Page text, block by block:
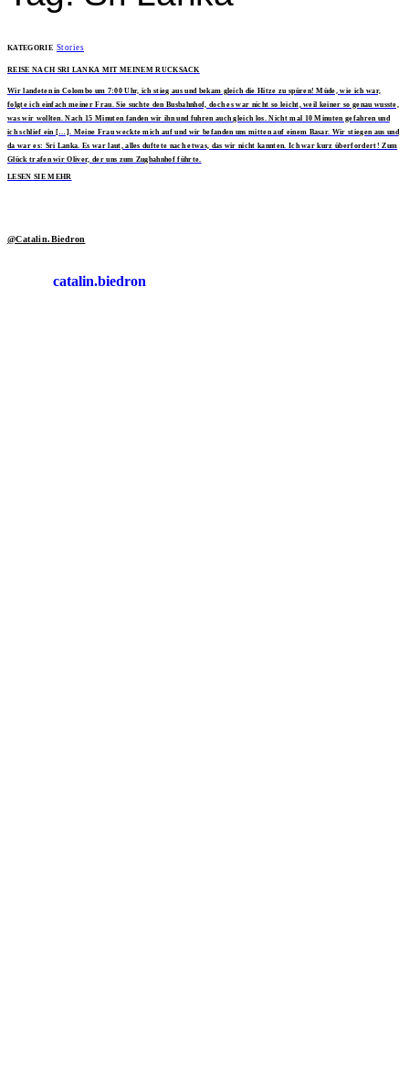
KATEGORIE Stories
REISE NACH SRI LANKA MIT MEINEM RUCKSACK
Wir landeten in Colombo um 7:00 Uhr, ich stieg aus und bekam gleich die Hitze zu spüren! Müde, wie ich war,
folgte ich einfach meiner Frau. Sie suchte den Busbahnhof, doch es war nicht so leicht, weil keiner so genau wusste,
was wir wollten. Nach 15 Minuten fanden wir ihn und fuhren auch gleich los. Nicht mal 10 Minuten gefahren und
ich schlief ein […]. Meine Frau weckte mich auf und wir befanden uns mitten auf einem Basar. Wir stiegen aus und
da war es: Sri Lanka. Es war laut, alles duftete nach etwas, das wir nicht kannten. Ich war kurz überfordert! Zum
Glück trafen wir Oliver, der uns zum Zugbahnhof führte.
LESEN SIE MEHR
@Catalin.Biedron
catalin.biedron